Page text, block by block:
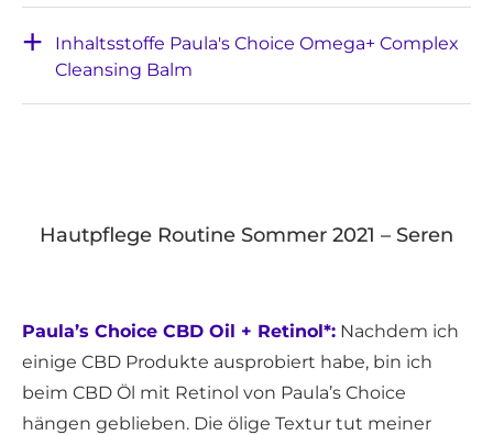
Inhaltsstoffe Paula's Choice Omega+ Complex
Cleansing Balm
Hautpflege Routine Sommer 2021 – Seren
Paula’s Choice CBD Oil + Retinol*: Nachdem ich
einige CBD Produkte ausprobiert habe, bin ich
beim CBD Öl mit Retinol von Paula’s Choice
hängen geblieben. Die ölige Textur tut meiner